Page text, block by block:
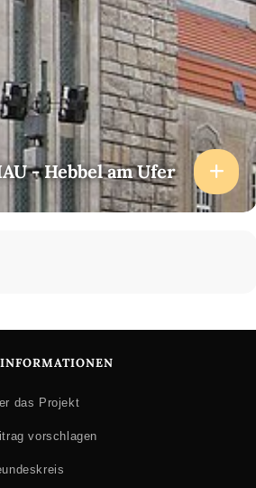
- Hebbel am Ufer
INFORMATIONEN
das Projekt
vorschlagen